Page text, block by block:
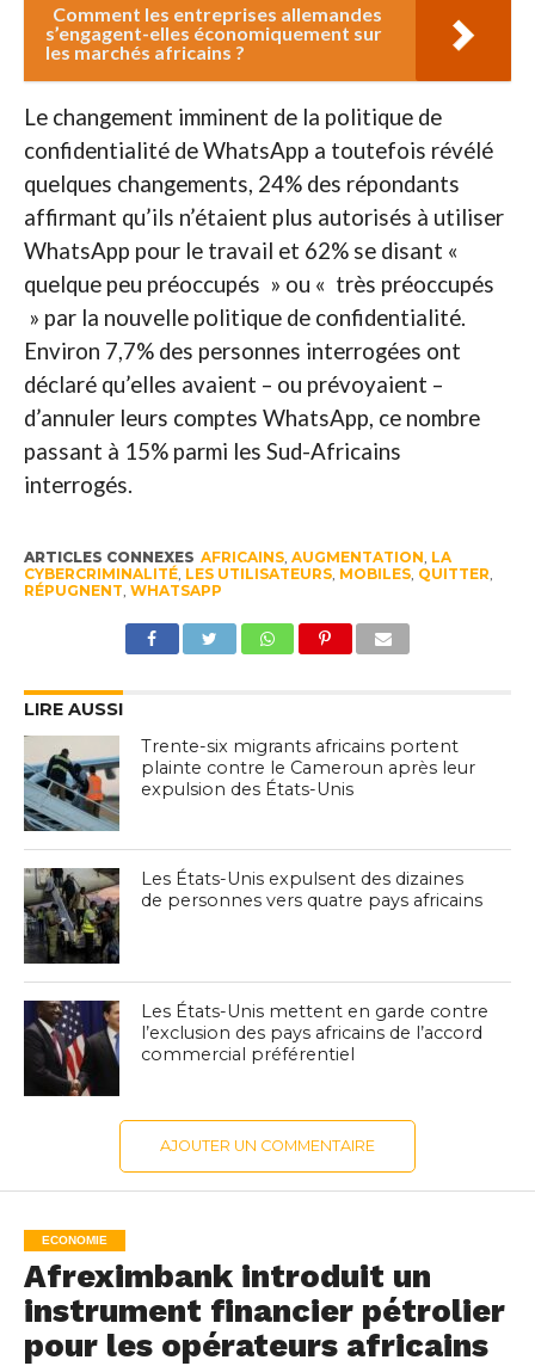
Comment les entreprises allemandes
s’engagent-elles économiquement sur
les marchés africains ?
Le changement imminent de la politique de
confidentialité de WhatsApp a toutefois révélé
quelques changements, 24% des répondants
affirmant qu’ils n’étaient plus autorisés à utiliser
WhatsApp pour le travail et 62% se disant «
quelque peu préoccupés » ou « très préoccupés
» par la nouvelle politique de confidentialité.
Environ 7,7% des personnes interrogées ont
déclaré qu’elles avaient – ou prévoyaient –
d’annuler leurs comptes WhatsApp, ce nombre
passant à 15% parmi les Sud-Africains
interrogés.
ARTICLES CONNEXES AFRICAINS, AUGMENTATION LA
CYBERCRIMINALITÉ, LES UTILISATEURS, MOBILES, QUITTER
RÉPUGNENT WHATSAPP
LIRE AUSSI
Trente-six migrants africains portent
plainte contre le Cameroun après leur
expulsion des États-Unis
Les États-Unis expulsent des dizaines
de personnes vers quatre pays africains
Les États-Unis mettent en garde contre
l’exclusion des pays africains de l’accord
commercial préférentiel
AJOUTER UN COMMENTAIRE
ECONOMIE
Afreximbank introduit un
instrument financier pétrolier
pour les opérateurs africains